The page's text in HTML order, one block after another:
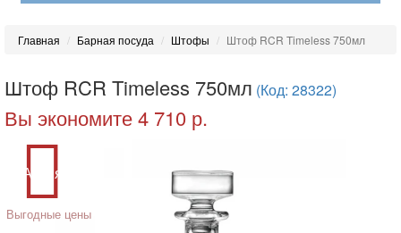
Главная Барная посуда Штофы Штоф RCR Timeless 750мл
Штоф RCR Timeless 750мл (Код: 28322)
Вы экономите 4 710 р.
Акция
Выгодные цены